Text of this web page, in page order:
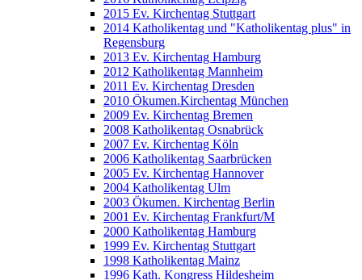
2015 Ev. Kirchentag Stuttgart
2014 Katholikentag und "Katholikentag plus" in
Regensburg
2013 Ev. Kirchentag Hamburg
2012 Katholikentag Mannheim
2011 Ev. Kirchentag Dresden
2010 Ökumen.Kirchentag München
2009 Ev. Kirchentag Bremen
2008 Katholikentag Osnabrück
2007 Ev. Kirchentag Köln
2006 Katholikentag Saarbrücken
2005 Ev. Kirchentag Hannover
2004 Katholikentag Ulm
2003 Ökumen. Kirchentag Berlin
2001 Ev. Kirchentag Frankfurt/M
2000 Katholikentag Hamburg
1999 Ev. Kirchentag Stuttgart
1998 Katholikentag Mainz
1996 Kath. Kongress Hildesheim